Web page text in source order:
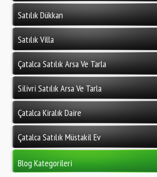
Satılık Dükkan
Satılık Villa
Çatalca Satılık Arsa Ve Tarla
Silivri Satılık Arsa Ve Tarla
Çatalca Kiralık Daire
Çatalca Satılık Müstakil Ev
Blog Kategorileri